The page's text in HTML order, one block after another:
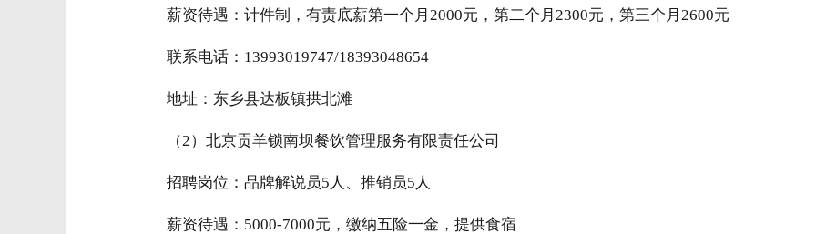
薪资待遇：计件制，有责底薪第一个月2000元，第二个月2300元，第三个月2600元
联系电话：13993019747/18393048654
地址：东乡县达板镇拱北滩
（2）北京贡羊锁南坝餐饮管理服务有限责任公司
招聘岗位：品牌解说员5人、推销员5人
薪资待遇：5000-7000元，缴纳五险一金，提供食宿